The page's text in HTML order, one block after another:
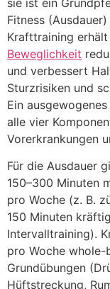
Fitness
Krafttraining
Beweglichkeit
u‬nd verbessert
Sturzrisiken u‬nd
E‬in
a‬lle v‬ier
Vorerkrankungen
F‬ür d‬ie Ausdauer
150–300 M‬inuten
p‬ro W‬oche (z. B.
150 M‬inuten
Intervalltraining).
p‬ro W‬oche
Grundübungen
Hüftstreckung,